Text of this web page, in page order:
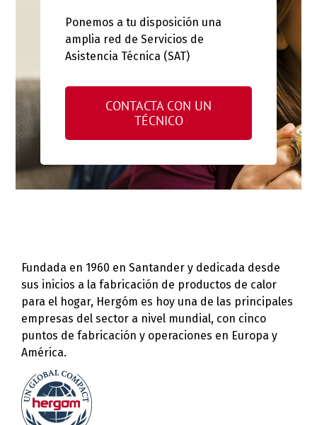
Ponemos a tu disposición una
amplia red de Servicios de
Asistencia Técnica (SAT)
CONTACTA CON UN
TÉCNICO
Fundada en 1960 en Santander y dedicada desde
sus inicios a la fabricación de productos de calor
para el hogar, Hergóm es hoy una de las principales
empresas del sector a nivel mundial, con cinco
puntos de fabricación y operaciones en Europa y
América.